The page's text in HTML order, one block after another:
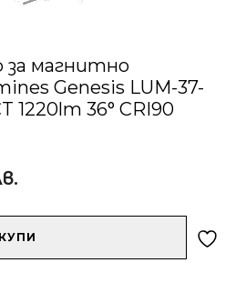
за магнитно
Genesis LUM-37-
1220lm 36° CRI90
КУПИ